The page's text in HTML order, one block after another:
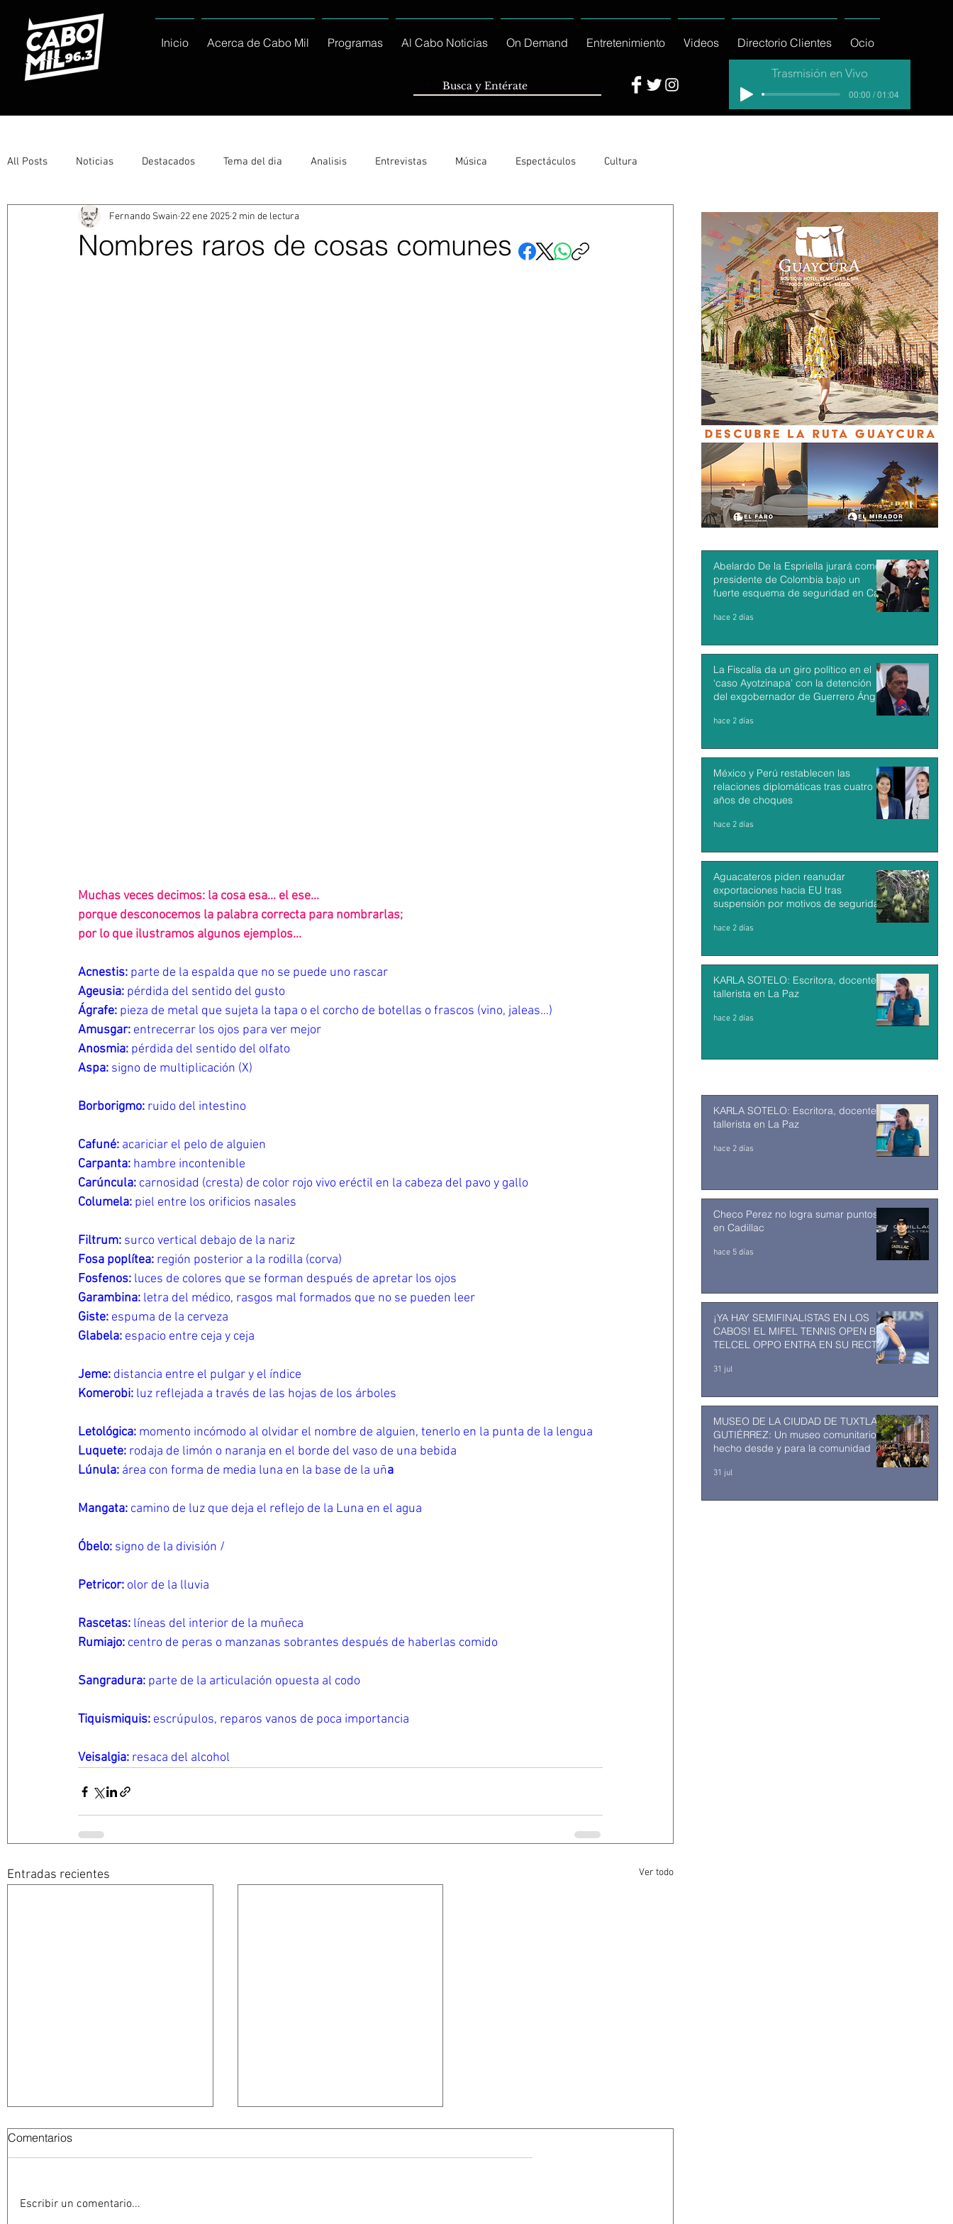
Inicio Acerca de Cabo Mil Programas Al Cabo Noticias On Demand Entretenimiento Videos Directorio Clientes Ocio
Trasmisión en Vivo
00:00 / 01:04
All Posts Noticias Destacados Tema del dia Analisis Entrevistas Música Espectáculos Cultura
Entérate Deportes La buena del día
Nombres raros de cosas comunes
Fernando Swain 22 ene 2025 2 min de lectura
Muchas veces decimos: la cosa esa... el ese...
porque desconocemos la palabra correcta para nombrarlas;
por lo que ilustramos algunos ejemplos...
Acnestis: parte de la espalda que no se puede uno rascar
Ageusia: pérdida del sentido del gusto
Ágrafe: pieza de metal que sujeta la tapa o el corcho de botellas o frascos (vino, jaleas…)
Amusgar: entrecerrar los ojos para ver mejor
Anosmia: pérdida del sentido del olfato
Aspa: signo de multiplicación (X)
Borborigmo: ruido del intestino
Cafuné: acariciar el pelo de alguien
Carpanta: hambre incontenible
Carúncula: carnosidad (cresta) de color rojo vivo eréctil en la cabeza del pavo y gallo
Columela: piel entre los orificios nasales
Filtrum: surco vertical debajo de la nariz
Fosa poplítea: región posterior a la rodilla (corva)
Fosfenos: luces de colores que se forman después de apretar los ojos
Garambina: letra del médico, rasgos mal formados que no se pueden leer
Giste: espuma de la cerveza
Glabela: espacio entre ceja y ceja
Jeme: distancia entre el pulgar y el índice
Komerobi: luz reflejada a través de las hojas de los árboles
Letológica: momento incómodo al olvidar el nombre de alguien, tenerlo en la punta de la lengua
Luquete: rodaja de limón o naranja en el borde del vaso de una bebida
Lúnula: área con forma de media luna en la base de la uña
Mangata: camino de luz que deja el reflejo de la Luna en el agua
Óbelo: signo de la división /
Petricor: olor de la lluvia
Rascetas: líneas del interior de la muñeca
Rumiajo: centro de peras o manzanas sobrantes después de haberlas comido
Sangradura: parte de la articulación opuesta al codo
Tiquismiquis: escrúpulos, reparos vanos de poca importancia
Veisalgia: resaca del alcohol
Entradas recientes Ver todo
Comentarios
Escribir un comentario...
Abelardo De la Espriella jurará como
presidente de Colombia bajo un
fuerte esquema de seguridad en Cali
hace 2 días
La Fiscalía da un giro político en el
‘caso Ayotzinapa’ con la detención
del exgobernador de Guerrero Ángel
hace 2 días
México y Perú restablecen las
relaciones diplomáticas tras cuatro
años de choques
hace 2 días
Aguacateros piden reanudar
exportaciones hacia EU tras
suspensión por motivos de seguridad
hace 2 días
KARLA SOTELO: Escritora, docente y
tallerista en La Paz
hace 2 días
KARLA SOTELO: Escritora, docente y
tallerista en La Paz
hace 2 días
Checo Perez no logra sumar puntos
en Cadillac
hace 5 días
¡YA HAY SEMIFINALISTAS EN LOS
CABOS! EL MIFEL TENNIS OPEN BY
TELCEL OPPO ENTRA EN SU RECTA
31 jul
MUSEO DE LA CIUDAD DE TUXTLA
GUTIÉRREZ: Un museo comunitario
hecho desde y para la comunidad
31 jul